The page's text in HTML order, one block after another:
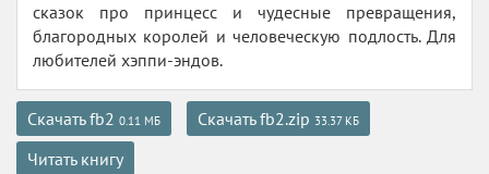
сказок про принцесс и чудесные превращения,
благородных королей и человеческую подлость. Для
любителей хэппи-эндов.
Скачать fb2 0.11 МБ Скачать fb2.zip 33.37 КБ
Читать книгу